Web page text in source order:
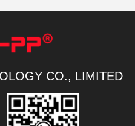
CO., LIMITED